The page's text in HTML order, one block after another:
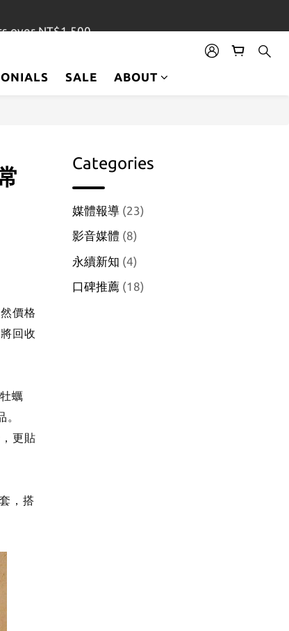
SALE ABOUT
價格
回收
蠣
更貼
，搭
Categories
媒體報導 (23)
影音媒體 (8)
永續新知 (4)
口碑推薦 (18)